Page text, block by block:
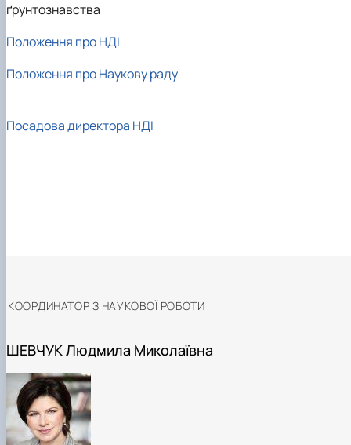
ґрунтознавства
Положення про НДІ
Положення про Наукову раду
Посадова директора НДІ
КООРДИНАТОР З НАУКОВОЇ РОБОТИ
ШЕВЧУК Людмила Миколаївна